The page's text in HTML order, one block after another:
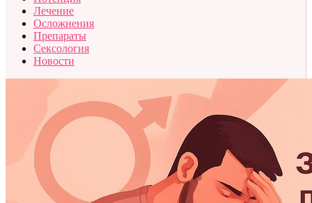
Лечение
Осложнения
Препараты
Сексология
Новости